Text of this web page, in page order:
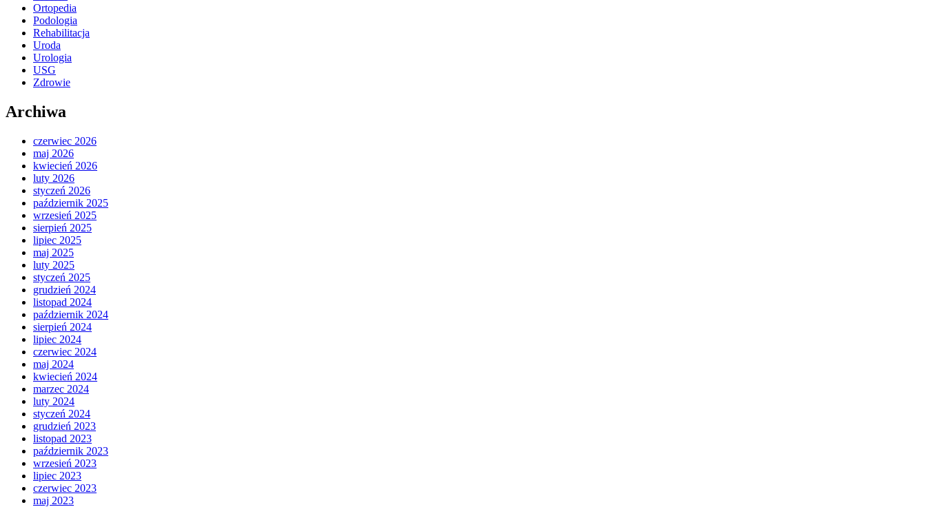
Ortopedia
Podologia
Rehabilitacja
Uroda
Urologia
USG
Zdrowie
Archiwa
czerwiec 2026
maj 2026
kwiecień 2026
luty 2026
styczeń 2026
październik 2025
wrzesień 2025
sierpień 2025
lipiec 2025
maj 2025
luty 2025
styczeń 2025
grudzień 2024
listopad 2024
październik 2024
sierpień 2024
lipiec 2024
czerwiec 2024
maj 2024
kwiecień 2024
marzec 2024
luty 2024
styczeń 2024
grudzień 2023
listopad 2023
październik 2023
wrzesień 2023
lipiec 2023
czerwiec 2023
maj 2023